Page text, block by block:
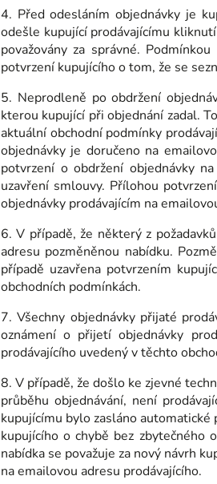
4. Před odesláním objednávky je
odešle kupující prodávajícímu
považovány za správné.
potvrzení kupujícího o tom, že se
5. Neprodleně po obdržení
kterou kupující při objednání zadal.
aktuální obchodní podmínky
objednávky je doručeno na
potvrzení o obdržení objednávky
uzavření smlouvy. Přílohou
objednávky prodávajícím na
6. V případě, že některý z
adresu pozměněnou nabídku.
případě uzavřena potvrzením
obchodních podmínkách.
7. Všechny objednávky přijaté
oznámení o přijetí objednávky
prodávajícího uvedený v těchto
8. V případě, že došlo ke zjevné
průběhu objednávání, není
kupujícímu bylo zasláno
kupujícího o chybě bez zbytečného
nabídka se považuje za nový návrh
na emailovou adresu prodávajícího.